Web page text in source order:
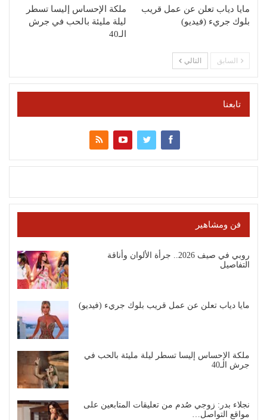
مايا دياب تعلن عن عمل قريب
بلوك جريء (فيديو)
ملكة الإحساس إليسا تسطر
ليلة مليئة بالحب في جرش
الـ40
السابق التالي
تابعنا
فن ومشاهير
روبي في صيف 2026.. جرأة الألوان وأناقة
التفاصيل
مايا دياب تعلن عن عمل قريب بلوك جريء (فيديو)
ملكة الإحساس إليسا تسطر ليلة مليئة بالحب في
جرش الـ40
نجلاء بدر: زوجي صُدم من تعليقات المتابعين على
مواقع التواصل…